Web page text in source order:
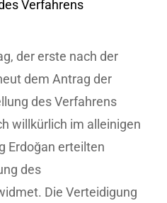
Verfahrens
der erste nach der
dem Antrag der
des Verfahrens
willkürlich im alleinigen
Erdoğan erteilten
des
Die Verteidigung